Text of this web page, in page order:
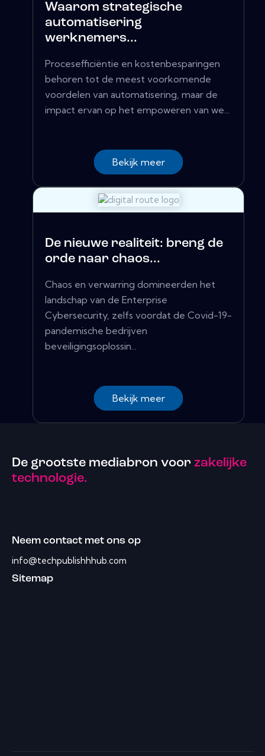
Waarom strategische
automatisering
werknemers...
Procesefficiëntie en kostenbesparingen
behoren tot de meest voorkomende
voordelen van automatisering, maar de
impact ervan op het empoweren van we...
Bekijk meer
De nieuwe realiteit: breng de
orde naar chaos...
Chaos en verwarring domineerden het
landschap van de Enterprise
Cybersecurity, zelfs voordat de Covid-19-
pandemische bedrijven
beveiligingsoplossin...
Bekijk meer
De grootste mediabron voor zakelijke
technologie.
Neem contact met ons op
info@techpublishhhub.com
Sitemap